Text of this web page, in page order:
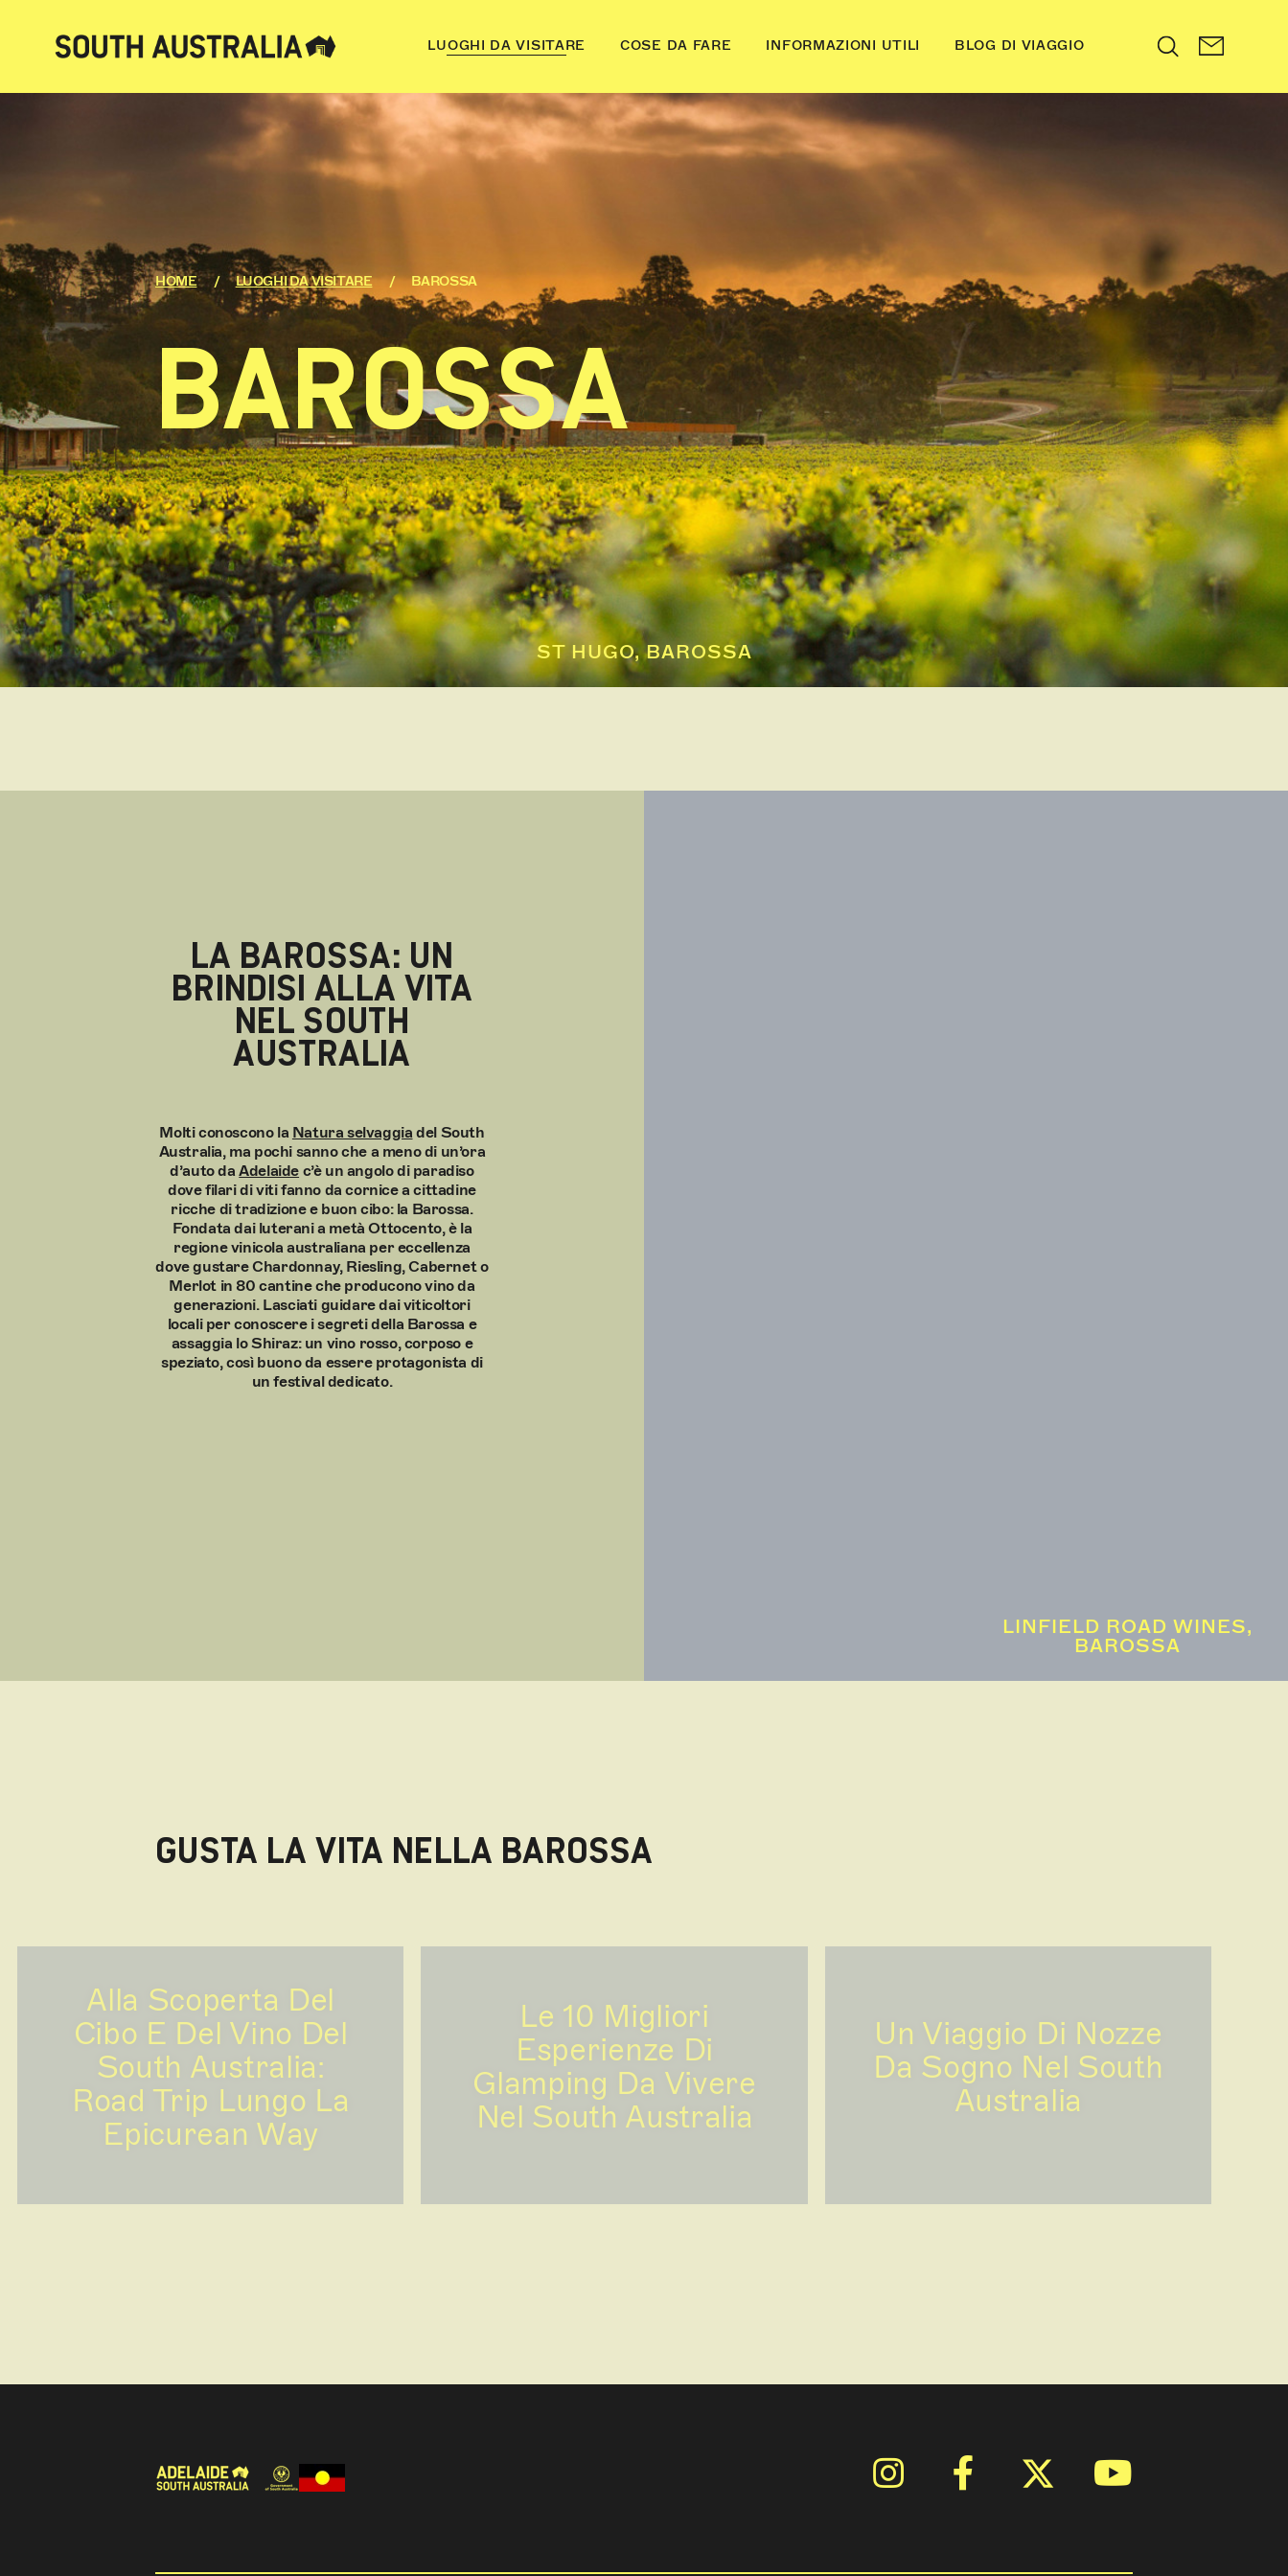
LUOGHI DA VISITARE COSE DA FARE INFORMAZIONI UTILI BLOG DI VIAGGIO Search
HOME LUOGHI DA VISITARE BAROSSA
BAROSSA
ST HUGO, BAROSSA
LINFIELD ROAD WINES,
BAROSSA
LA BAROSSA: UN
BRINDISI ALLA VITA
NEL SOUTH
AUSTRALIA
Molti conoscono la Natura selvaggiadel South
Australia, ma pochi sanno che a meno di un’ora
d’auto daAdelaide c’è un angolo di paradiso
dove filari di viti fanno da cornice a cittadine
ricche di tradizione e buon cibo: la Barossa.
Fondata dai luterani a metà Ottocento, è la
regione vinicola australiana per eccellenza
dove gustare Chardonnay, Riesling, Cabernet o
Merlot in 80 cantine che producono vino da
generazioni. Lasciati guidare dai viticoltori
locali per conoscere i segreti della Barossa e
assaggia lo Shiraz: un vino rosso, corposo e
speziato, così buono da essere protagonista di
un festival dedicato.
GUSTA LA VITA NELLA BAROSSA
Alla Scoperta Del
Cibo E Del Vino Del
South Australia:
Road Trip Lungo La
Epicurean Way
Le 10 Migliori
Esperienze Di
Glamping Da Vivere
Nel South Australia
Un Viaggio Di Nozze
Da Sogno Nel South
Australia